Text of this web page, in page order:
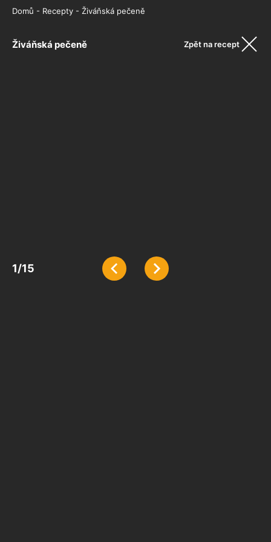
Domů - Recepty - Živáňská pečeně
1/15
Živáňská pečeně Zpět na recept